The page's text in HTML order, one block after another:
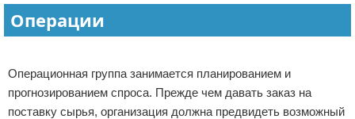
Операции
Операционная группа занимается планированием и
прогнозированием спроса. Прежде чем давать заказ на
поставку сырья, организация должна предвидеть возможный